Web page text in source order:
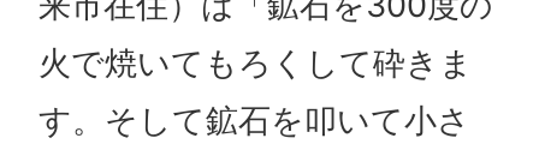
火で焼いてもろくして砕きま
す。そして鉱石を叩いて小さ